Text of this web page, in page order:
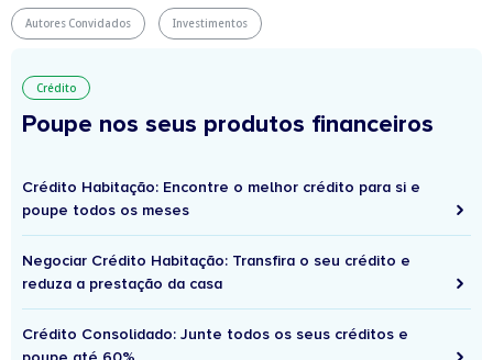
Autores Convidados Investimentos
Crédito
Poupe nos seus produtos financeiros
Crédito Habitação: Encontre o melhor crédito para si e
poupe todos os meses
Negociar Crédito Habitação: Transfira o seu crédito e
reduza a prestação da casa
Crédito Consolidado: Junte todos os seus créditos e